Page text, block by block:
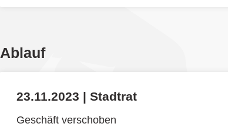
Ablauf
23.11.2023 | Stadtrat
Geschäft verschoben